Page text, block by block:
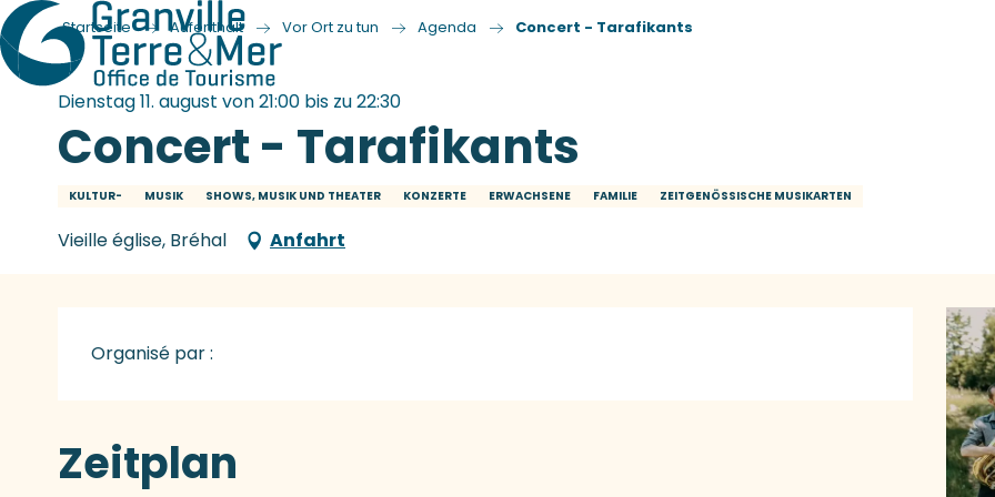
Startseite Aufenthalt Vor Ort zu tun Agenda Concert - Tarafikants
Dienstag 11. august von 21:00 bis zu 22:30
Concert - Tarafikants
KULTUR- MUSIK SHOWS, MUSIK UND THEATER KONZERTE ERWACHSENE FAMILIE ZEITGENÖSSISCHE MUSIKARTEN
Vieille église, Bréhal Anfahrt
Organisé par :
Zeitplan